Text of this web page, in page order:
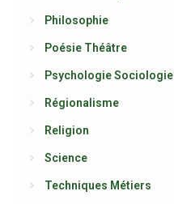
Philosophie
Poésie Théâtre
Psychologie Sociologie
Régionalisme
Religion
Science
Techniques Métiers